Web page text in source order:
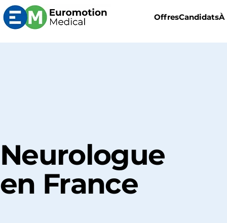
OffresCandidatsÀ
Neurologue
en France